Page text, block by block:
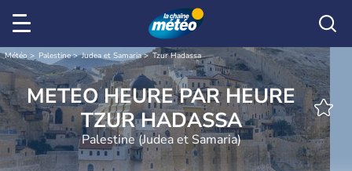
Météo Palestine Judea et Samaria Tzur Hadassa
METEO HEURE PAR HEURE
TZUR HADASSA
Palestine (Judea et Samaria)